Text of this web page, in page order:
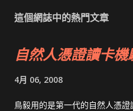
這個網誌中的熱門文章
自然人憑證讀卡機
4月 06, 2008
鳥毅用的是第一代的自然人憑